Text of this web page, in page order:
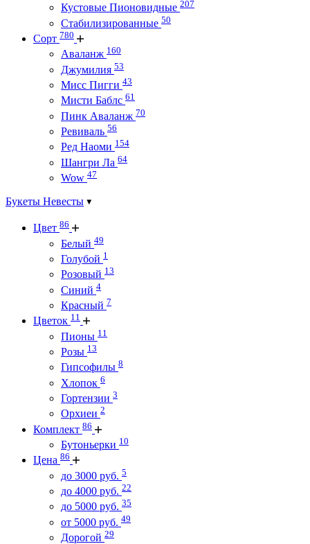
Кустовые Пионовидные 207
Стабилизированные 50
Сорт 780
Аваланж 160
Джумилия 53
Мисс Пигги 43
Мисти Баблс 61
Пинк Аваланж 70
Ревиваль 56
Ред Наоми 154
Шангри Ла 64
Wow 47
Букеты Невесты
Цвет 86
Белый 49
Голубой 1
Розовый 13
Синий 4
Красный 7
Цветок 11
Пионы 11
Розы 13
Гипсофилы 8
Хлопок 6
Гортензии 3
Орхиеи 2
Комплект 86
Бутоньерки 10
Цена 86
до 3000 руб. 5
до 4000 руб. 22
до 5000 руб. 35
от 5000 руб. 49
Дорогой 29